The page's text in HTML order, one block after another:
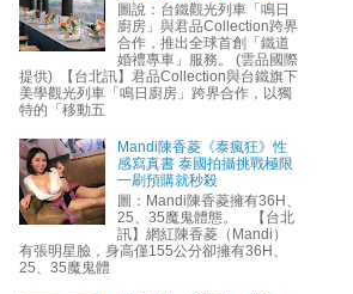
圖說：台鐵觀光列車「鳴日
廚房」與君品Collection跨界
合作，推出全球首創「鐵道
婚禮專車」服務。 (雲品國際
提供) 【台北訊】君品Collection與台鐵旗下
美學觀光列車「鳴日廚房」跨界合作，以獨
特的「移動五
Mandi陳香菱《泰瘋狂》性
感寫真書 泰國拍攝挑戰極限
一刷預購就秒殺
圖：Mandi陳香菱擁有36H、
25、35魔鬼體態。 【台北
訊】網紅陳香菱（Mandi）
有張明星臉，身高僅155公分卻擁有36H、
25、35魔鬼體